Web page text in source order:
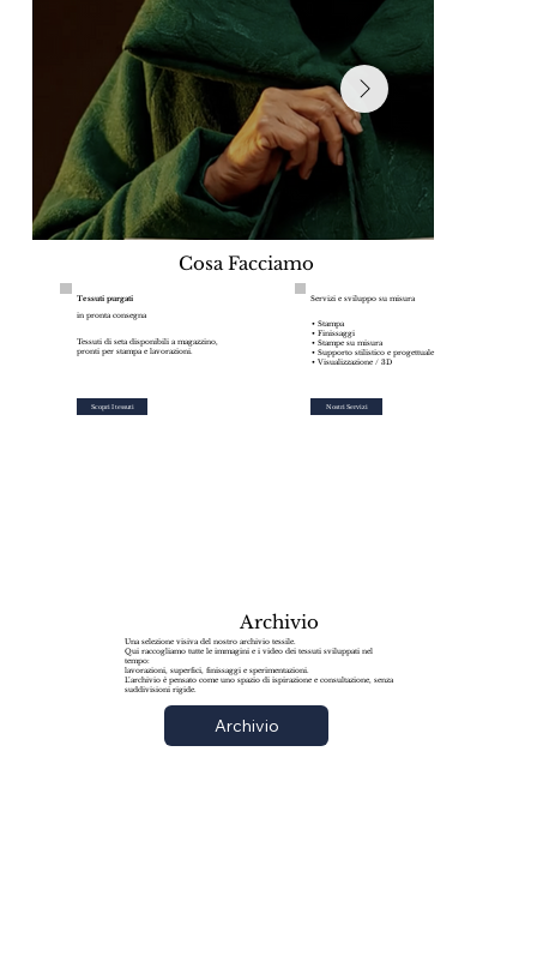
Tessuti purgati
in pronta consegna
Tessuti di seta disponibili a magazzino,
pronti per stampa e lavorazioni.
Scopri I tessuti
Servizi e sviluppo su misura
• Stampa
• Finissaggi
• Stampe su misura
• Supporto stilistico e progettuale
• Visualizzazione / 3D
Nostri Servizi
Cosa Facciamo
Archivio
Una selezione visiva del nostro archivio tessile.
Qui raccogliamo tutte le immagini e i video dei tessuti sviluppati nel
tempo:
lavorazioni, superfici, finissaggi e sperimentazioni.
L’archivio è pensato come uno spazio di ispirazione e consultazione, senza
suddivisioni rigide.
Archivio